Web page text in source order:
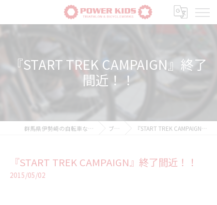
『START TREK CAMPAIGN』終了
間近！！
群馬県伊勢崎の自転車ならPOWER-KIDS ブログ 『START TREK CAMPAIGN』終了間近！！
『START TREK CAMPAIGN』終了間近！！
2015/05/02